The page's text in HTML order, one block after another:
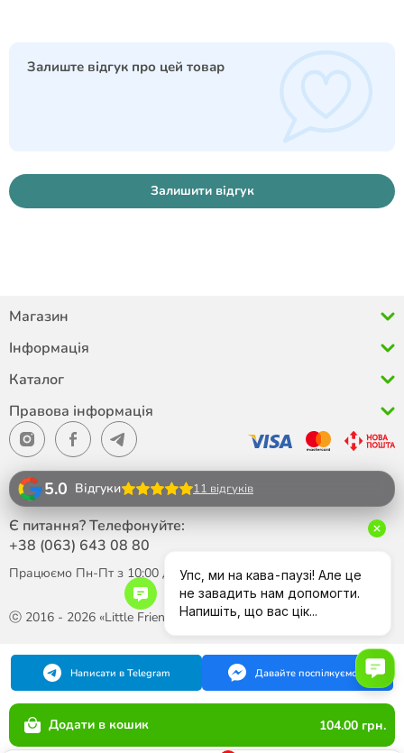
Залиште відгук про цей товар
Залишити відгук
Додати в кошик 104.00 грн.
Магазин
Інформація
Каталог
Правова інформація
ⓒ 2016 - 2026 «Little Friend»
5.0 Відгуки 11 відгуків
Є питання? Телефонуйте:
+38 (063) 643 08 80
Працюємо Пн-Пт з 10:00 до 18:00
Написати в Telegram Давайте поспілкуємося